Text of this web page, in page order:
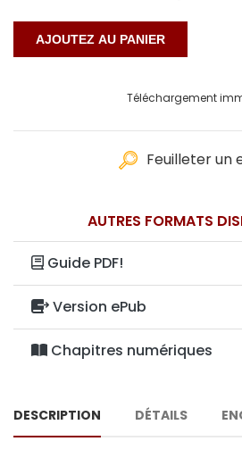
Téléchargement
Feuilleter un
AUTRES FORMATS
Guide PDF!
Version ePub
Chapitres numériques
DESCRIPTION DÉTAILS